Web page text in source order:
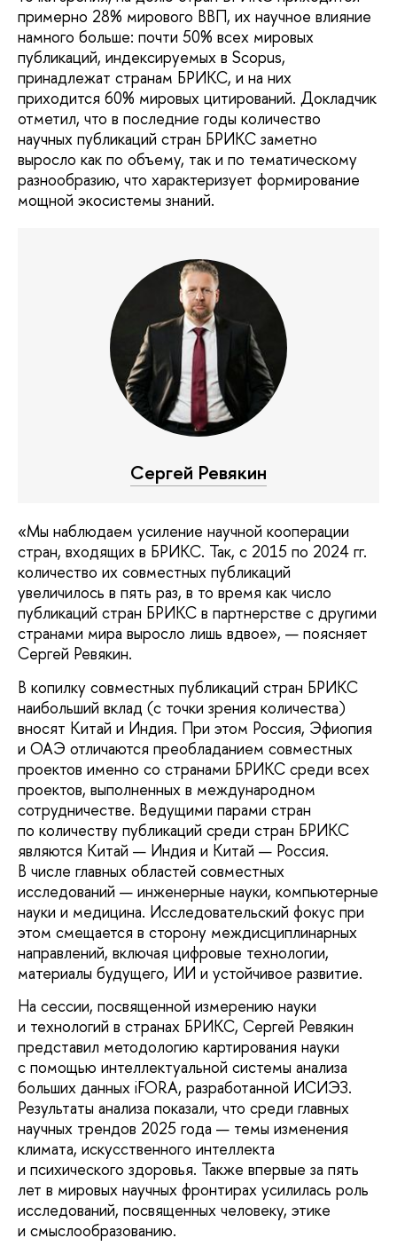
примерно 28% мирового ВВП, их научное влияние
намного больше: почти 50% всех мировых
публикаций, индексируемых в Scopus,
принадлежат странам БРИКС, и на них
приходится 60% мировых цитирований. Докладчик
отметил, что в последние годы количество
научных публикаций стран БРИКС заметно
выросло как по объему, так и по тематическому
разнообразию, что характеризует формирование
мощной экосистемы знаний.
Сергей Ревякин
«Мы наблюдаем усиление научной кооперации
стран, входящих в БРИКС. Так, с 2015 по 2024 гг.
количество их совместных публикаций
увеличилось в пять раз, в то время как число
публикаций стран БРИКС в партнерстве с другими
странами мира выросло лишь вдвое», — поясняет
Сергей Ревякин.
В копилку совместных публикаций стран БРИКС
наибольший вклад (с точки зрения количества)
вносят Китай и Индия. При этом Россия, Эфиопия
и ОАЭ отличаются преобладанием совместных
проектов именно со странами БРИКС среди всех
проектов, выполненных в международном
сотрудничестве. Ведущими парами стран
по количеству публикаций среди стран БРИКС
являются Китай — Индия и Китай — Россия.
В числе главных областей совместных
исследований — инженерные науки, компьютерные
науки и медицина. Исследовательский фокус при
этом смещается в сторону междисциплинарных
направлений, включая цифровые технологии,
материалы будущего, ИИ и устойчивое развитие.
На сессии, посвященной измерению науки
и технологий в странах БРИКС, Сергей Ревякин
представил методологию картирования науки
с помощью интеллектуальной системы анализа
больших данных iFORA, разработанной ИСИЭЗ.
Результаты анализа показали, что среди главных
научных трендов 2025 года — темы изменения
климата, искусственного интеллекта
и психического здоровья. Также впервые за пять
лет в мировых научных фронтирах усилилась роль
исследований, посвященных человеку, этике
и смыслообразованию.